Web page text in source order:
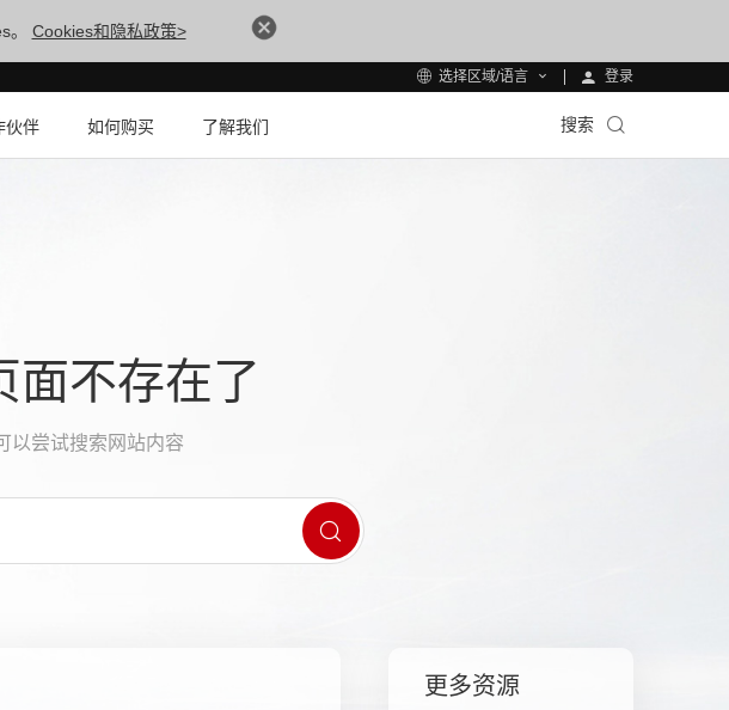
。 Cookies和隐私政策>
选择区域/语言 登录
伙伴 如何购买 了解我们 搜索
面不存在了
以尝试搜索网站内容
更多资源